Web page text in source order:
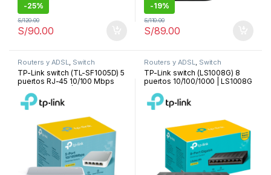
-25%
S/90.00
S/120.00
-19%
S/89.00
S/110.00
Routers y ADSL Switch
TP-Link switch (TL-SF1005D) 5
puertos RJ-45 10/100 Mbps
Routers y ADSL Switch
TP-Link switch (LS1008G) 8
puertos 10/100/1000 | LS1008G